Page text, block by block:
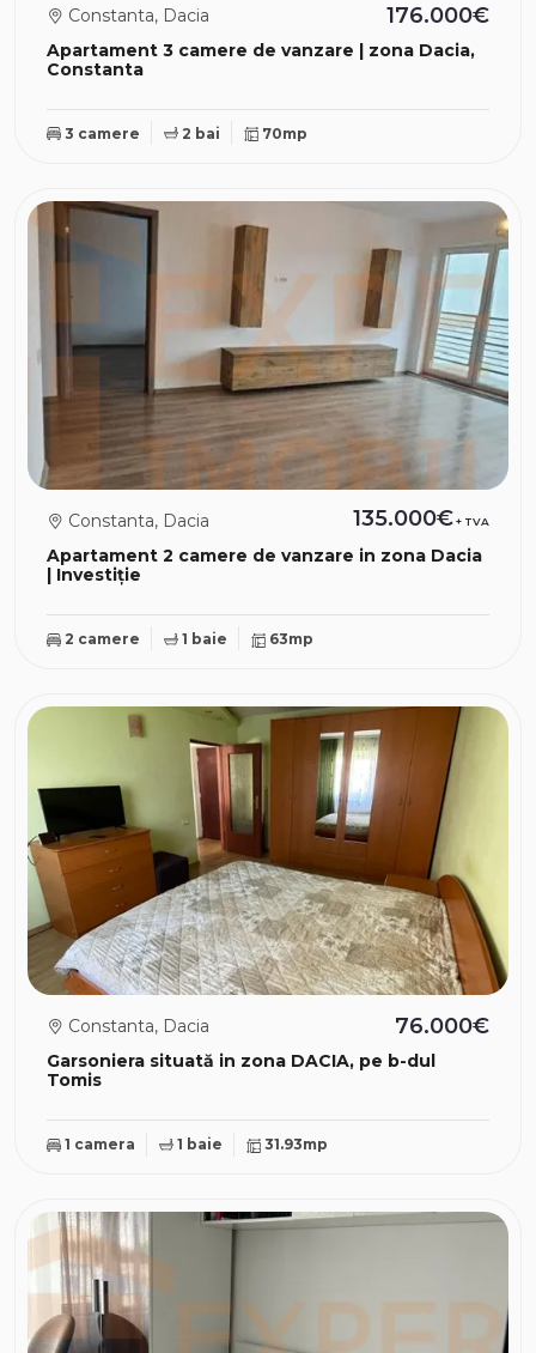
Apartament 3 camere de vanzare | zona Dacia,
Constanta
Constanta, Dacia 176.000€
3 camere 2 bai 70mp
Apartament 2 camere de vanzare in zona Dacia
| Investiție
Constanta, Dacia 135.000€+ TVA
2 camere 1 baie 63mp
Garsoniera situată in zona DACIA, pe b-dul
Tomis
Constanta, Dacia 76.000€
1 camera 1 baie 31.93mp